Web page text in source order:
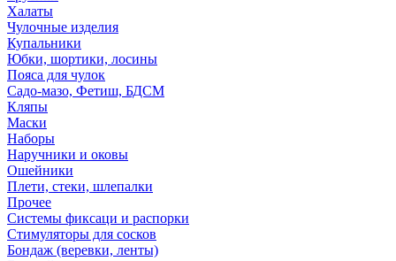
Халаты
Чулочные изделия
Купальники
Юбки, шортики, лосины
Пояса для чулок
Садо-мазо, Фетиш, БДСМ
Кляпы
Маски
Наборы
Наручники и оковы
Ошейники
Плети, стеки, шлепалки
Прочее
Системы фиксаци и распорки
Стимуляторы для сосков
Бондаж (веревки, ленты)